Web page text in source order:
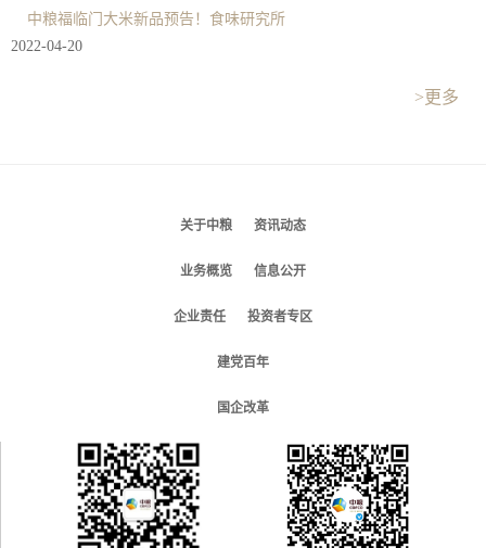
中粮福临门大米新品预告！食味研究所
2022-04-20
>更多
关于中粮 资讯动态
业务概览 信息公开
企业责任 投资者专区
建党百年
国企改革